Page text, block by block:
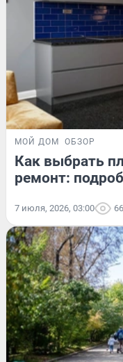
МОЙ ДОМ ОБЗОР
Как выбрать
ремонт:
7 июля, 2026, 03:00